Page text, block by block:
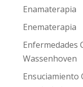
Enamaterapia
Enematerapia
Enfermedades
Wassenhoven
Ensuciamiento